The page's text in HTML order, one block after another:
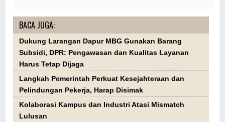
BACA JUGA:
Dukung Larangan Dapur MBG Gunakan Barang
Subsidi, DPR: Pengawasan dan Kualitas Layanan
Harus Tetap Dijaga
Langkah Pemerintah Perkuat Kesejahteraan dan
Pelindungan Pekerja, Harap Disimak
Kolaborasi Kampus dan Industri Atasi Mismatch
Lulusan